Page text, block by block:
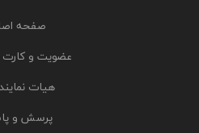
صفحه
عضویت و کارت
هیات
پرسش و